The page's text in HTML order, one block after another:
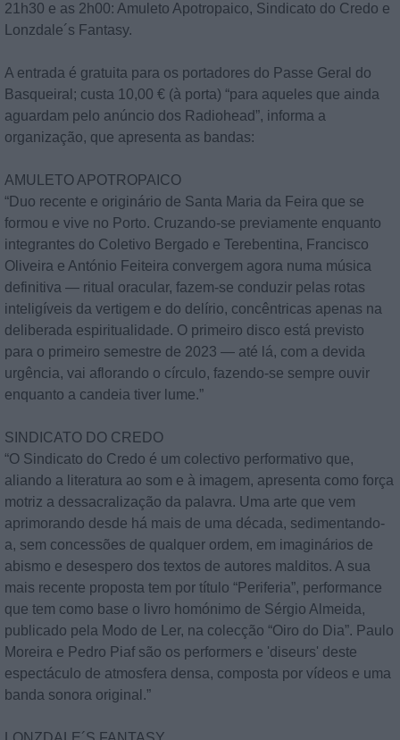
21h30 e as 2h00: Amuleto Apotropaico, Sindicato do Credo e
Lonzdale´s Fantasy.
A entrada é gratuita para os portadores do Passe Geral do
Basqueiral; custa 10,00 € (à porta) “para aqueles que ainda
aguardam pelo anúncio dos Radiohead”, informa a
organização, que apresenta as bandas:
AMULETO APOTROPAICO
“Duo recente e originário de Santa Maria da Feira que se
formou e vive no Porto. Cruzando-se previamente enquanto
integrantes do Coletivo Bergado e Terebentina, Francisco
Oliveira e António Feiteira convergem agora numa música
definitiva — ritual oracular, fazem-se conduzir pelas rotas
inteligíveis da vertigem e do delírio, concêntricas apenas na
deliberada espiritualidade. O primeiro disco está previsto
para o primeiro semestre de 2023 — até lá, com a devida
urgência, vai aflorando o círculo, fazendo-se sempre ouvir
enquanto a candeia tiver lume.”
SINDICATO DO CREDO
“O Sindicato do Credo é um colectivo performativo que,
aliando a literatura ao som e à imagem, apresenta como força
motriz a dessacralização da palavra. Uma arte que vem
aprimorando desde há mais de uma década, sedimentando-
a, sem concessões de qualquer ordem, em imaginários de
abismo e desespero dos textos de autores malditos. A sua
mais recente proposta tem por título “Periferia”, performance
que tem como base o livro homónimo de Sérgio Almeida,
publicado pela Modo de Ler, na colecção “Oiro do Dia”. Paulo
Moreira e Pedro Piaf são os performers e 'diseurs' deste
espectáculo de atmosfera densa, composta por vídeos e uma
banda sonora original.”